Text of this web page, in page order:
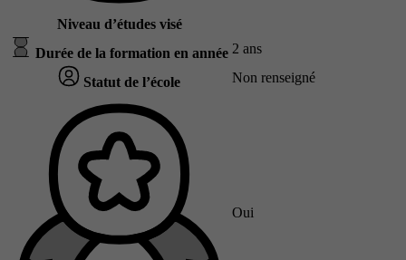
Niveau d’études visé
Durée de la formation en année 2 ans
Statut de l’école Non renseigné
Oui